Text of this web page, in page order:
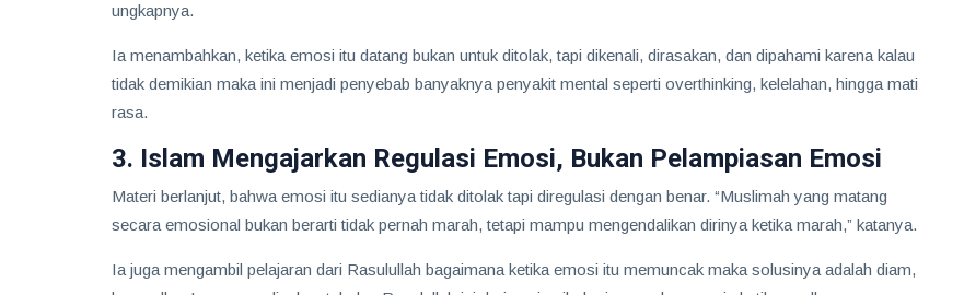
ungkapnya.
Ia menambahkan, ketika emosi itu datang bukan untuk ditolak, tapi dikenali, dirasakan, dan dipahami karena kalau
tidak demikian maka ini menjadi penyebab banyaknya penyakit mental seperti overthinking, kelelahan, hingga mati
rasa.
3. Islam Mengajarkan Regulasi Emosi, Bukan Pelampiasan Emosi
Materi berlanjut, bahwa emosi itu sedianya tidak ditolak tapi diregulasi dengan benar. “Muslimah yang matang
secara emosional bukan berarti tidak pernah marah, tetapi mampu mengendalikan dirinya ketika marah,” katanya.
Ia juga mengambil pelajaran dari Rasulullah bagaimana ketika emosi itu memuncak maka solusinya adalah diam,